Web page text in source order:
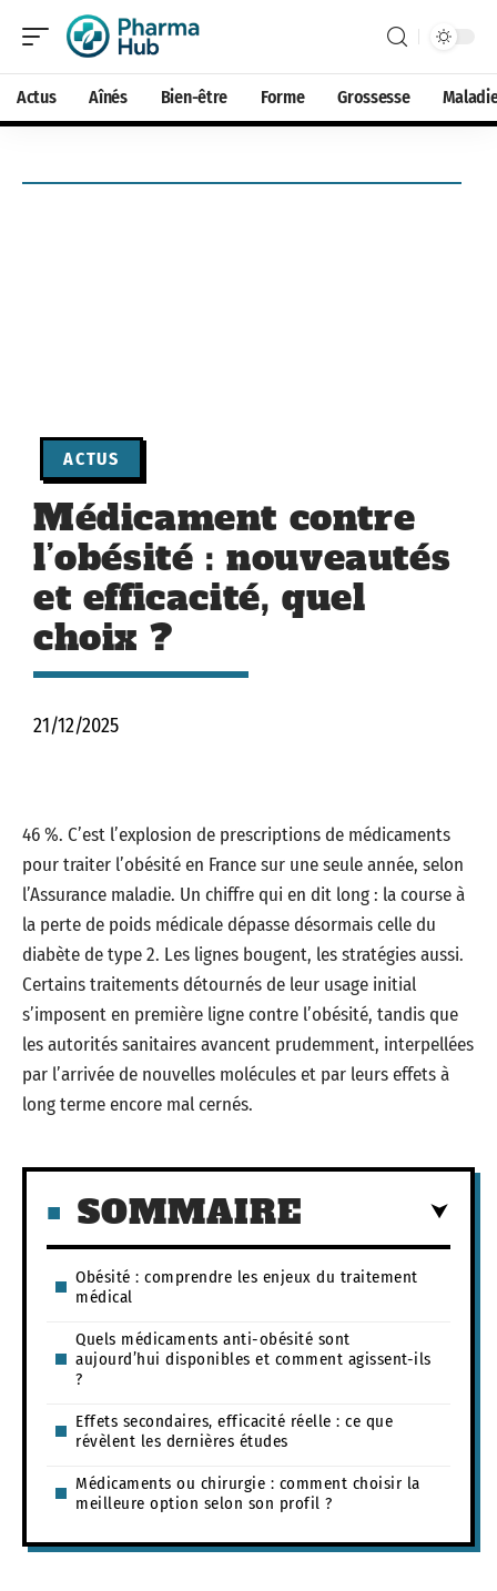
Actus Aînés Bien-être Forme Grossesse
ACTUS
Médicament contre
l’obésité : nouveautés
et efficacité, quel
choix ?
21/12/2025
46 %. C’est l’explosion de prescriptions de médicaments
pour traiter l’obésité en France sur une seule année, selon
l’Assurance maladie. Un chiffre qui en dit long : la course à
la perte de poids médicale dépasse désormais celle du
diabète de type 2. Les lignes bougent, les stratégies aussi.
Certains traitements détournés de leur usage initial
s’imposent en première ligne contre l’obésité, tandis que
les autorités sanitaires avancent prudemment, interpellées
par l’arrivée de nouvelles molécules et par leurs effets à
long terme encore mal cernés.
SOMMAIRE
Obésité : comprendre les enjeux du traitement
médical
Quels médicaments anti-obésité sont
aujourd’hui disponibles et comment agissent-ils
?
Effets secondaires, efficacité réelle : ce que
révèlent les dernières études
Médicaments ou chirurgie : comment choisir la
meilleure option selon son profil ?